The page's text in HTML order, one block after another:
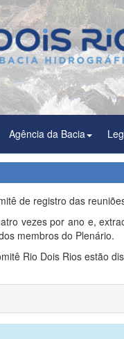
Agência da Bacia
de registro das
vezes por ano e,
membros do Plenário.
Rio Dois Rios estão